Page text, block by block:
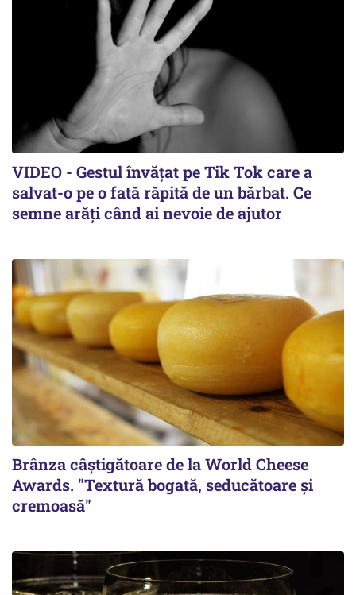
VIDEO - Gestul învățat pe Tik Tok care a
salvat-o pe o fată răpită de un bărbat. Ce
semne arăți când ai nevoie de ajutor
Brânza câștigătoare de la World Cheese
Awards. "Textură bogată, seducătoare și
cremoasă"